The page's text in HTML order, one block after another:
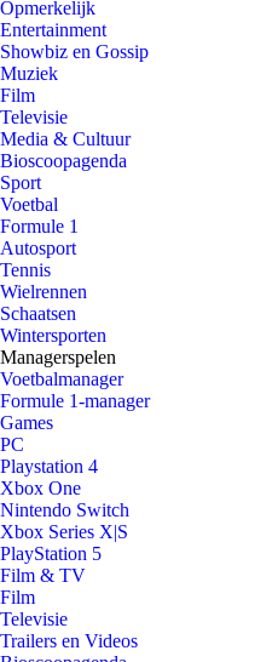
Opmerkelijk
Entertainment
Showbiz en Gossip
Muziek
Film
Televisie
Media & Cultuur
Bioscoopagenda
Sport
Voetbal
Formule 1
Autosport
Tennis
Wielrennen
Schaatsen
Wintersporten
Managerspelen
Voetbalmanager
Formule 1-manager
Games
PC
Playstation 4
Xbox One
Nintendo Switch
Xbox Series X|S
PlayStation 5
Film & TV
Film
Televisie
Trailers en Videos